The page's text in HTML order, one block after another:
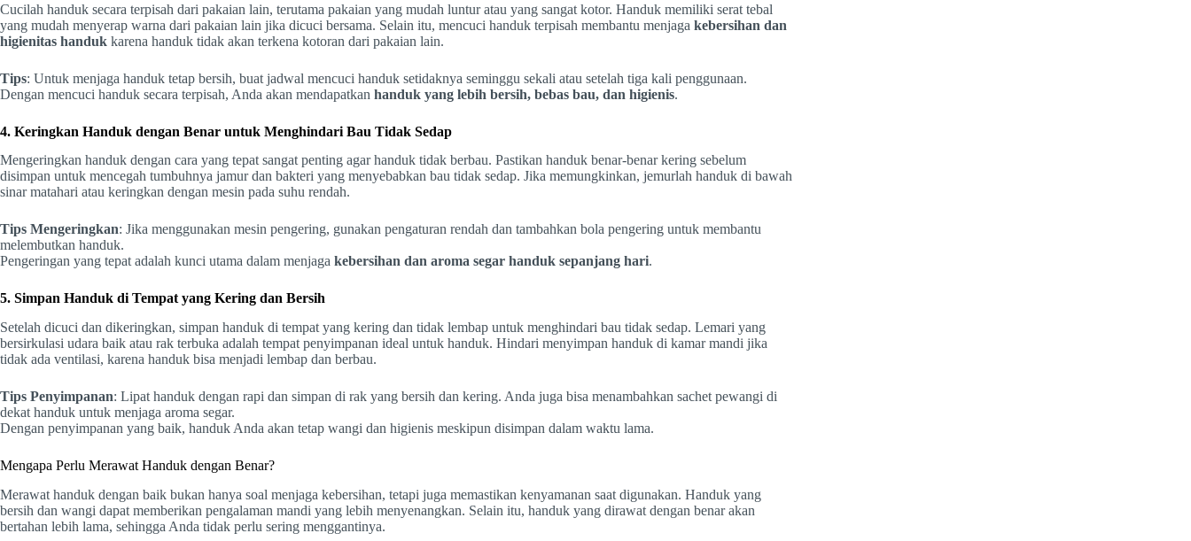
Cucilah handuk secara terpisah dari pakaian lain, terutama pakaian yang mudah luntur atau yang sangat kotor. Handuk memiliki serat tebal
yang mudah menyerap warna dari pakaian lain jika dicuci bersama. Selain itu, mencuci handuk terpisah membantu menjaga kebersihan dan
higienitas handuk karena handuk tidak akan terkena kotoran dari pakaian lain.
Tips: Untuk menjaga handuk tetap bersih, buat jadwal mencuci handuk setidaknya seminggu sekali atau setelah tiga kali penggunaan.
Dengan mencuci handuk secara terpisah, Anda akan mendapatkan handuk yang lebih bersih, bebas bau, dan higienis.
4. Keringkan Handuk dengan Benar untuk Menghindari Bau Tidak Sedap
Mengeringkan handuk dengan cara yang tepat sangat penting agar handuk tidak berbau. Pastikan handuk benar-benar kering sebelum
disimpan untuk mencegah tumbuhnya jamur dan bakteri yang menyebabkan bau tidak sedap. Jika memungkinkan, jemurlah handuk di bawah
sinar matahari atau keringkan dengan mesin pada suhu rendah.
Tips Mengeringkan: Jika menggunakan mesin pengering, gunakan pengaturan rendah dan tambahkan bola pengering untuk membantu
melembutkan handuk.
Pengeringan yang tepat adalah kunci utama dalam menjaga kebersihan dan aroma segar handuk sepanjang hari.
5. Simpan Handuk di Tempat yang Kering dan Bersih
Setelah dicuci dan dikeringkan, simpan handuk di tempat yang kering dan tidak lembap untuk menghindari bau tidak sedap. Lemari yang
bersirkulasi udara baik atau rak terbuka adalah tempat penyimpanan ideal untuk handuk. Hindari menyimpan handuk di kamar mandi jika
tidak ada ventilasi, karena handuk bisa menjadi lembap dan berbau.
Tips Penyimpanan: Lipat handuk dengan rapi dan simpan di rak yang bersih dan kering. Anda juga bisa menambahkan sachet pewangi di
dekat handuk untuk menjaga aroma segar.
Dengan penyimpanan yang baik, handuk Anda akan tetap wangi dan higienis meskipun disimpan dalam waktu lama.
Mengapa Perlu Merawat Handuk dengan Benar?
Merawat handuk dengan baik bukan hanya soal menjaga kebersihan, tetapi juga memastikan kenyamanan saat digunakan. Handuk yang
bersih dan wangi dapat memberikan pengalaman mandi yang lebih menyenangkan. Selain itu, handuk yang dirawat dengan benar akan
bertahan lebih lama, sehingga Anda tidak perlu sering menggantinya.